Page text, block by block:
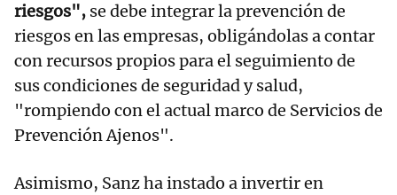
riesgos", se debe integrar la prevención de
riesgos en las empresas, obligándolas a contar
con recursos propios para el seguimiento de
sus condiciones de seguridad y salud,
"rompiendo con el actual marco de Servicios de
Prevención Ajenos".
Asimismo, Sanz ha instado a invertir en